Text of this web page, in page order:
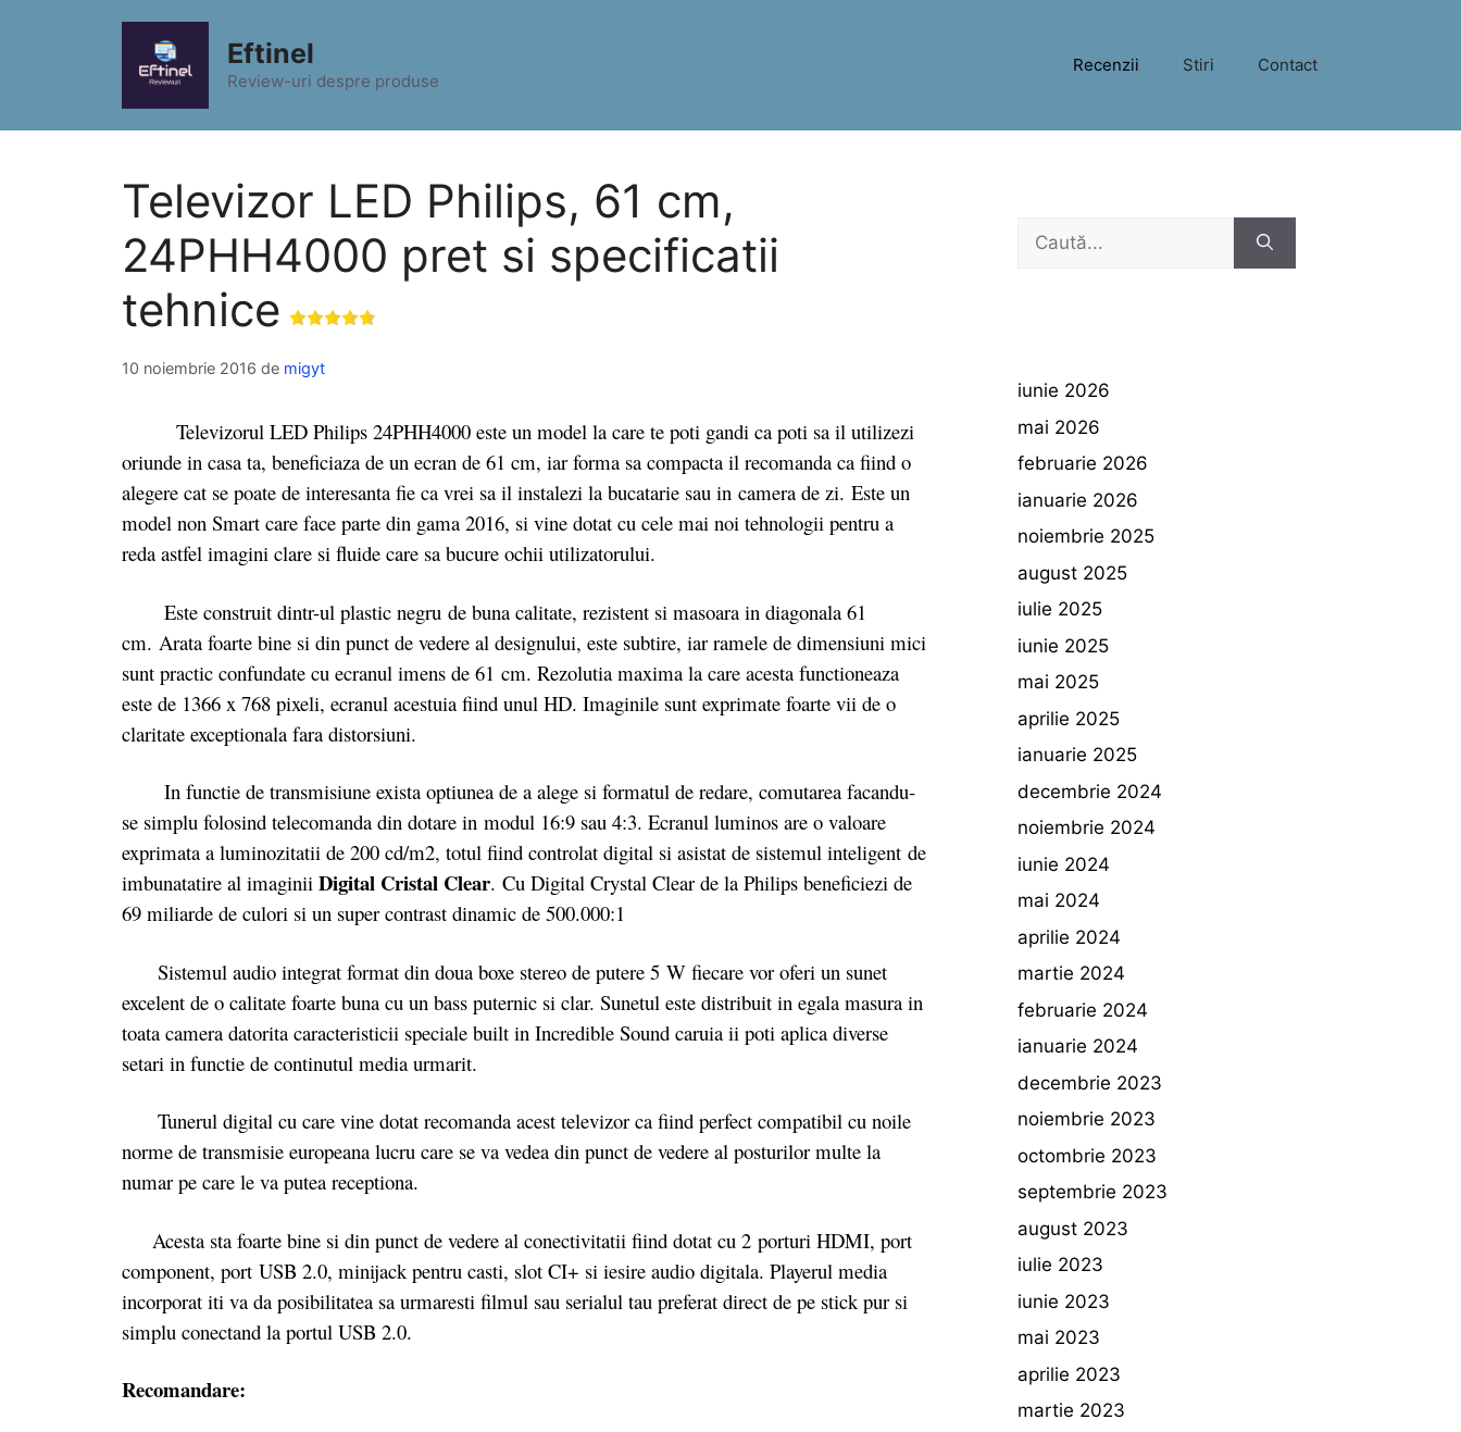
Eftinel
Review-uri despre produse
Recenzii Stiri Contact
Televizor LED Philips, 61 cm,
24PHH4000 pret si specificatii
tehnice
10 noiembrie 2016 de migyt
Televizorul LED Philips 24PHH4000 este un model la care te poti gandi ca poti sa il utilizezi
oriunde in casa ta, beneficiaza de un ecran de 61 cm, iar forma sa compacta il recomanda ca fiind o
alegere cat se poate de interesanta fie ca vrei sa il instalezi la bucatarie sau in camera de zi. Este un
model non Smart care face parte din gama 2016, si vine dotat cu cele mai noi tehnologii pentru a
reda astfel imagini clare si fluide care sa bucure ochii utilizatorului.
Este construit dintr-ul plastic negru de buna calitate, rezistent si masoara in diagonala 61
cm. Arata foarte bine si din punct de vedere al designului, este subtire, iar ramele de dimensiuni mici
sunt practic confundate cu ecranul imens de 61 cm. Rezolutia maxima la care acesta functioneaza
este de 1366 x 768 pixeli, ecranul acestuia fiind unul HD. Imaginile sunt exprimate foarte vii de o
claritate exceptionala fara distorsiuni.
In functie de transmisiune exista optiunea de a alege si formatul de redare, comutarea facandu-
se simplu folosind telecomanda din dotare in modul 16:9 sau 4:3. Ecranul luminos are o valoare
exprimata a luminozitatii de 200 cd/m2, totul fiind controlat digital si asistat de sistemul inteligent de
imbunatatire al imaginii Digital Cristal Clear. Cu Digital Crystal Clear de la Philips beneficiezi de
69 miliarde de culori si un super contrast dinamic de 500.000:1
Sistemul audio integrat format din doua boxe stereo de putere 5 W fiecare vor oferi un sunet
excelent de o calitate foarte buna cu un bass puternic si clar. Sunetul este distribuit in egala masura in
toata camera datorita caracteristicii speciale built in Incredible Sound caruia ii poti aplica diverse
setari in functie de continutul media urmarit.
Tunerul digital cu care vine dotat recomanda acest televizor ca fiind perfect compatibil cu noile
norme de transmisie europeana lucru care se va vedea din punct de vedere al posturilor multe la
numar pe care le va putea receptiona.
Acesta sta foarte bine si din punct de vedere al conectivitatii fiind dotat cu 2 porturi HDMI, port
component, port USB 2.0, minijack pentru casti, slot CI+ si iesire audio digitala. Playerul media
incorporat iti va da posibilitatea sa urmaresti filmul sau serialul tau preferat direct de pe stick pur si
simplu conectand la portul USB 2.0.
Recomandare:
Caută
iunie 2026
mai 2026
februarie 2026
ianuarie 2026
noiembrie 2025
august 2025
iulie 2025
iunie 2025
mai 2025
aprilie 2025
ianuarie 2025
decembrie 2024
noiembrie 2024
iunie 2024
mai 2024
aprilie 2024
martie 2024
februarie 2024
ianuarie 2024
decembrie 2023
noiembrie 2023
octombrie 2023
septembrie 2023
august 2023
iulie 2023
iunie 2023
mai 2023
aprilie 2023
martie 2023